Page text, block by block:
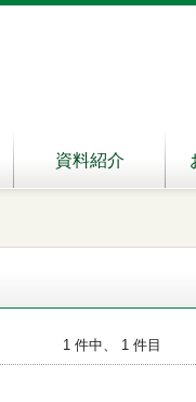
資料紹介
1 件中、 1 件目